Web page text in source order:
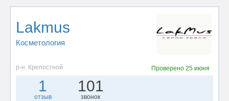
Lakmus
Косметология
р-н. Крепостной Проверено 25 июня
1
отзыв
101
звонок